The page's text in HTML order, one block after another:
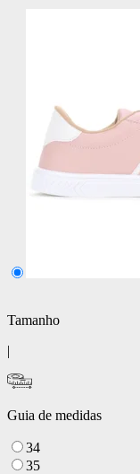
Tamanho
|
Guia de medidas
34
35